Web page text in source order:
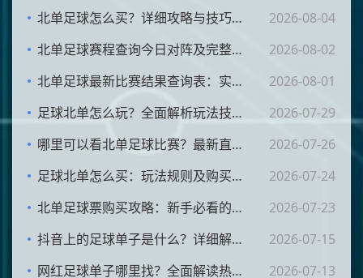
北单足球怎么买？详细攻略与技巧分享
2026-08-04
北单足球赛程查询今日对阵及完整时间表
2026-08-02
北单足球最新比赛结果查询表：实时更新赛事比分与赛果一览
2026-08-01
足球北单怎么玩？全面解析玩法技巧与策略！
2026-07-29
哪里可以看北单足球比赛？最新直播平台与观看渠道汇总
2026-07-26
足球北单怎么买：玩法规则及购买步骤详解
2026-07-24
北单足球票购买攻略：新手必看的详细步骤与注意事项
2026-07-23
抖音上的足球单子是什么？详细解析抖音足球单子的含义与玩法
2026-07-15
网红足球单子哪里找？全面解读热门足球单子的获取途径与技巧
2026-07-13